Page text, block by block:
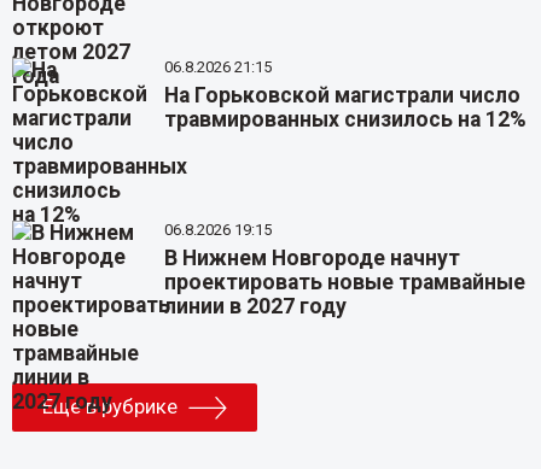
06.8.2026 21:15
На Горьковской магистрали число
травмированных снизилось на 12%
06.8.2026 19:15
В Нижнем Новгороде начнут
проектировать новые трамвайные
линии в 2027 году
Еще в рубрике